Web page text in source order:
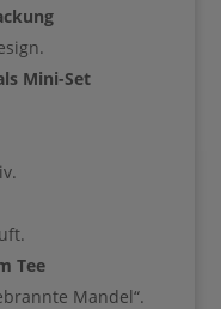
Mini-Set
Tee
Mandel“.